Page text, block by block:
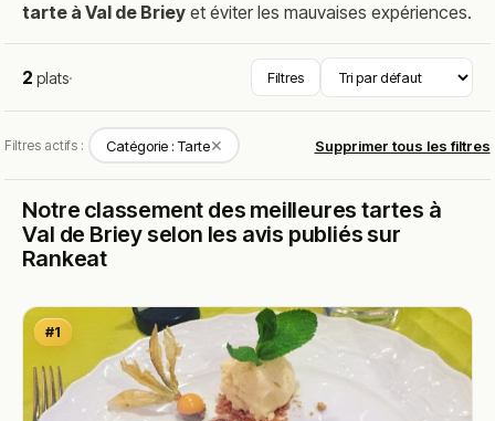
tarte à Val de Briey et éviter les mauvaises expériences.
2 plats· Filtres
Filtres actifs : Catégorie : Tarte✕ Supprimer tous les filtres
Notre classement des meilleures tartes à
Val de Briey selon les avis publiés sur
Rankeat
#1